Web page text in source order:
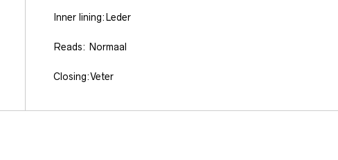
Inner lining:Leder
Reads: Normaal
Closing:Veter